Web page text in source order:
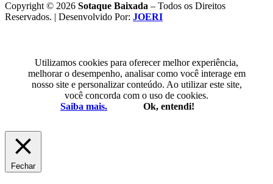
Copyright © 2026 Sotaque Baixada – Todos os Direitos
Reservados. | Desenvolvido Por: JOERI
Utilizamos cookies para oferecer melhor experiência,
melhorar o desempenho, analisar como você interage em
nosso site e personalizar conteúdo. Ao utilizar este site,
você concorda com o uso de cookies.
Saiba mais.
Ok, entendi!
Fechar